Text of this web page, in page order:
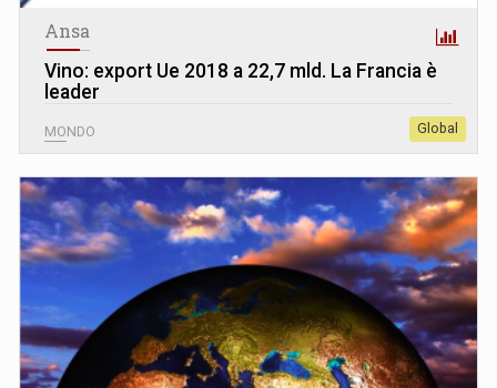
Ansa
Vino: export Ue 2018 a 22,7 mld. La Francia è
leader
MONDO Global